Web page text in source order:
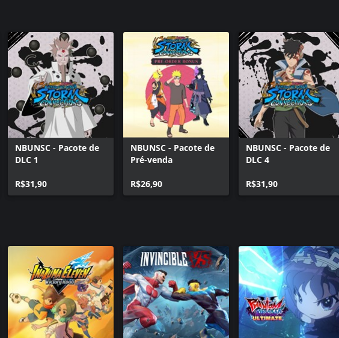
NBUNSC - Pacote de
DLC 1
R$31,90
NBUNSC - Pacote de
Pré-venda
R$26,90
NBUNSC - Pacote de
DLC 4
R$31,90